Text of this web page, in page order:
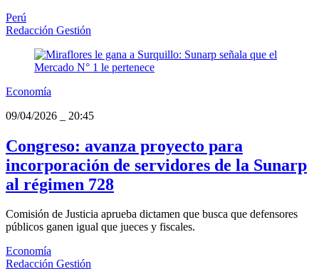
Perú
Redacción Gestión
Economía
09/04/2026
20:45
Congreso: avanza proyecto para
incorporación de servidores de la Sunarp
al régimen 728
Comisión de Justicia aprueba dictamen que busca que defensores
públicos ganen igual que jueces y fiscales.
Economía
Redacción Gestión